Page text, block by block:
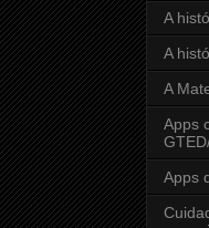
A
A
A
Apps
Apps